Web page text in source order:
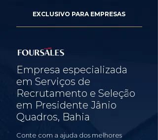
EXCLUSIVO PARA EMPRESAS
Empresa especializada
em Serviços de
Recrutamento e Seleção
em Presidente Jânio
Quadros, Bahia
Conte com a ajuda dos melhores